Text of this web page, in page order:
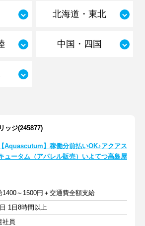
北海道・東北
中国・四国
ッジ(245877)
【Aquascutum】稼働分前払いOK♪アクアス
ュータム（アパレル販売）いよてつ高島屋
1400～1500円＋交通費全額支給
1日8時間以上
社員